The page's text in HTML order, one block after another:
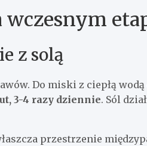
z solą
Do miski z ciepłą
3-4 razy dziennie. Sól
przestrzenie